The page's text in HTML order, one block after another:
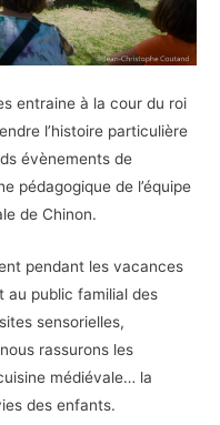
entraine à la cour du roi
l’histoire particulière
évènements de
pédagogique de l’équipe
de Chinon.
pendant les vacances
au public familial des
sensorielles,
rassurons les
médiévale… la
des enfants.